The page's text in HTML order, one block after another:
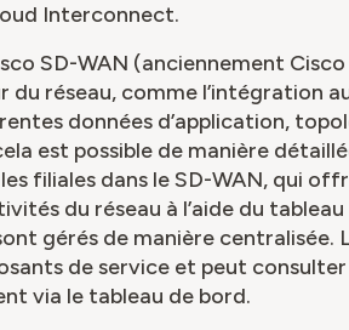
Interconnect.
SD-WAN (anciennement
réseau, comme l’intégration
données d’application,
est possible de manière
dans le SD-WAN, qui
du réseau à l’aide du
gérés de manière centralisée.
de service et peut
via le tableau de bord.